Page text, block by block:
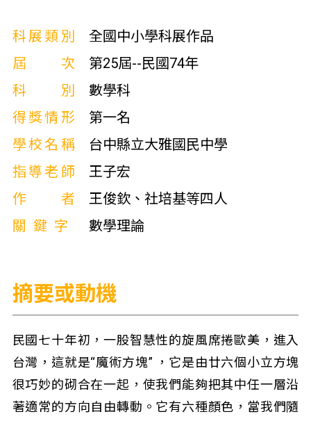
科展類別
全國中小學科展作品
屆次
第25屆--民國74年
科別
數學科
得獎情形
第一名
學校名稱
台中縣立大雅國民中學
指導老師
王子宏
作者
王俊欽、社培基等四人
關鍵字
數學理論
摘要或動機
民國七十年初，一股智慧性的旋風席捲歐美，進入
台灣，這就是“魔術方塊” ，它是由廿六個小立方塊
很巧妙的砌合在一起，使我們能夠把其中任一層沿
著適常的方向自由轉動。它有六種顏色，當我們隨